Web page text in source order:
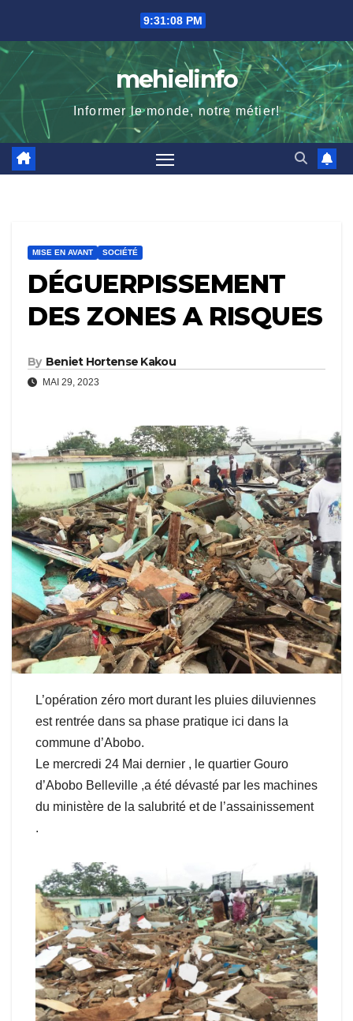
content
9:31:09 PM
mehielinfo
Informer le monde, notre métier!
MISE EN AVANT SOCIÉTÉ
DÉGUERPISSEMENT
DES ZONES A RISQUES
By Beniet Hortense Kakou
MAI 29, 2023
L’opération zéro mort durant les pluies diluviennes
est rentrée dans sa phase pratique ici dans la
commune d’Abobo.
Le mercredi 24 Mai dernier , le quartier Gouro
d’Abobo Belleville ,a été dévasté par les machines
du ministère de la salubrité et de l’assainissement
.